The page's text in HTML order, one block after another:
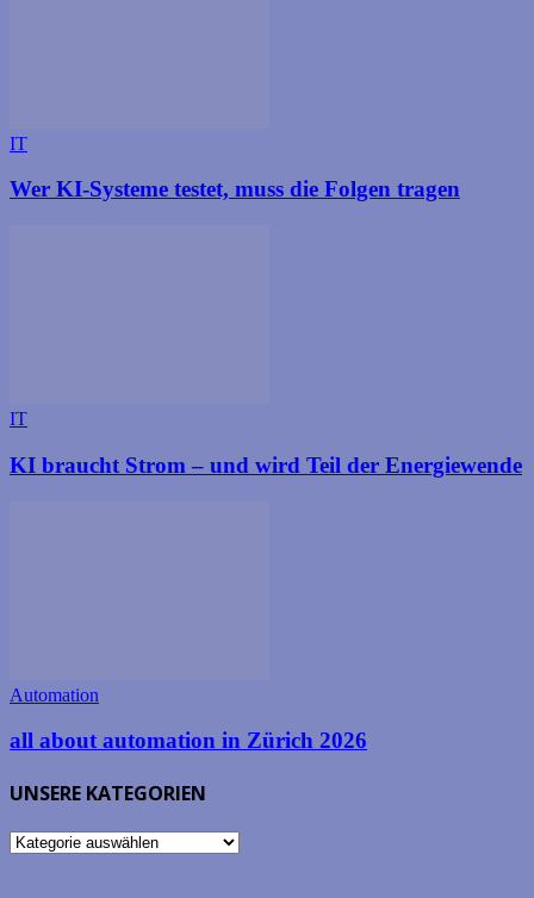
IT
Wer KI-Systeme testet, muss die Folgen tragen
IT
KI braucht Strom – und wird Teil der Energiewende
Automation
all about automation in Zürich 2026
UNSERE KATEGORIEN
UNSERE